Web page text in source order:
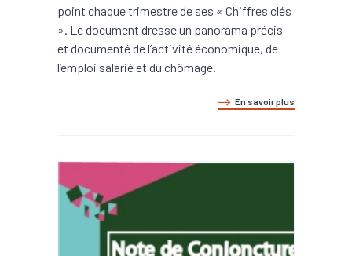
point chaque trimestre de ses « Chiffres clés
». Le document dresse un panorama précis
et documenté de l’activité économique, de
l’emploi salarié et du chômage.
En savoir plus